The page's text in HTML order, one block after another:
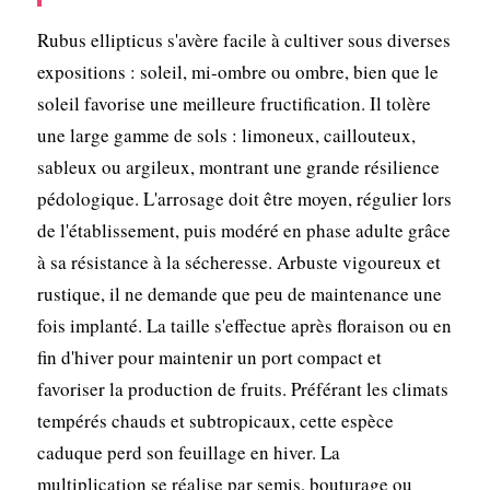
Rubus ellipticus s'avère facile à cultiver sous diverses
expositions : soleil, mi-ombre ou ombre, bien que le
soleil favorise une meilleure fructification. Il tolère
une large gamme de sols : limoneux, caillouteux,
sableux ou argileux, montrant une grande résilience
pédologique. L'arrosage doit être moyen, régulier lors
de l'établissement, puis modéré en phase adulte grâce
à sa résistance à la sécheresse. Arbuste vigoureux et
rustique, il ne demande que peu de maintenance une
fois implanté. La taille s'effectue après floraison ou en
fin d'hiver pour maintenir un port compact et
favoriser la production de fruits. Préférant les climats
tempérés chauds et subtropicaux, cette espèce
caduque perd son feuillage en hiver. La
multiplication se réalise par semis, bouturage ou